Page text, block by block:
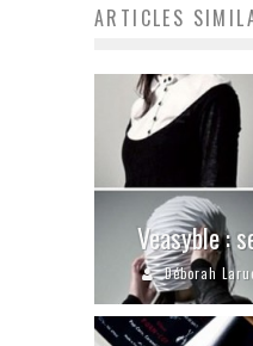
ARTICLES
Veasyble :
Déborah